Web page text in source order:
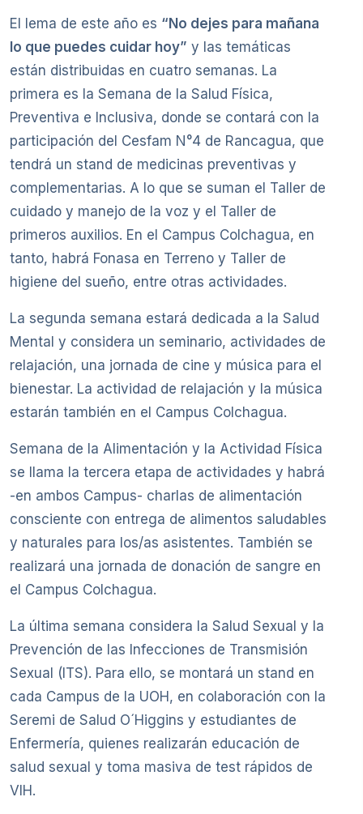
El lema de este año es “No dejes para mañana
lo que puedes cuidar hoy” y las temáticas
están distribuidas en cuatro semanas. La
primera es la Semana de la Salud Física,
Preventiva e Inclusiva, donde se contará con la
participación del Cesfam N°4 de Rancagua, que
tendrá un stand de medicinas preventivas y
complementarias. A lo que se suman el Taller de
cuidado y manejo de la voz y el Taller de
primeros auxilios. En el Campus Colchagua, en
tanto, habrá Fonasa en Terreno y Taller de
higiene del sueño, entre otras actividades.
La segunda semana estará dedicada a la Salud
Mental y considera un seminario, actividades de
relajación, una jornada de cine y música para el
bienestar. La actividad de relajación y la música
estarán también en el Campus Colchagua.
Semana de la Alimentación y la Actividad Física
se llama la tercera etapa de actividades y habrá
-en ambos Campus- charlas de alimentación
consciente con entrega de alimentos saludables
y naturales para los/as asistentes. También se
realizará una jornada de donación de sangre en
el Campus Colchagua.
La última semana considera la Salud Sexual y la
Prevención de las Infecciones de Transmisión
Sexual (ITS). Para ello, se montará un stand en
cada Campus de la UOH, en colaboración con la
Seremi de Salud O´Higgins y estudiantes de
Enfermería, quienes realizarán educación de
salud sexual y toma masiva de test rápidos de
VIH.